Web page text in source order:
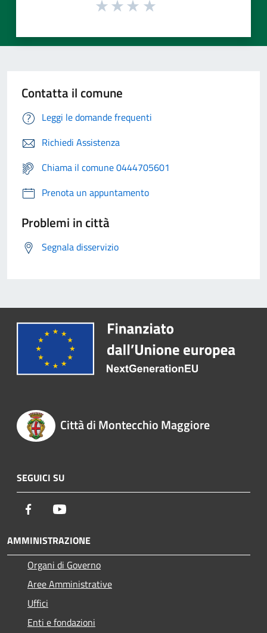
Contatta il comune
Leggi le domande frequenti
Richiedi Assistenza
Chiama il comune 0444705601
Prenota un appuntamento
Problemi in città
Segnala disservizio
Città di Montecchio Maggiore
SEGUICI SU
Facebook
AMMINISTRAZIONE
Organi di Governo
Aree Amministrative
Uffici
Enti e fondazioni